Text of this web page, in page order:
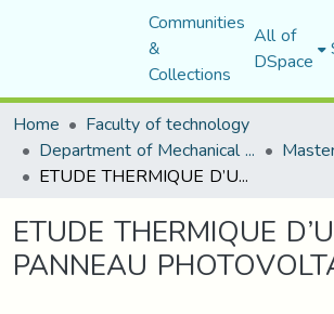
Communities
&
Collections
All of
DSpace
Home
Faculty of technology
Department of Mechanical Engineering
ETUDE THERMIQUE D’UN PANNEAU PHOTOVOLTAÏQUE
ETUDE THERMIQUE
PANNEAU